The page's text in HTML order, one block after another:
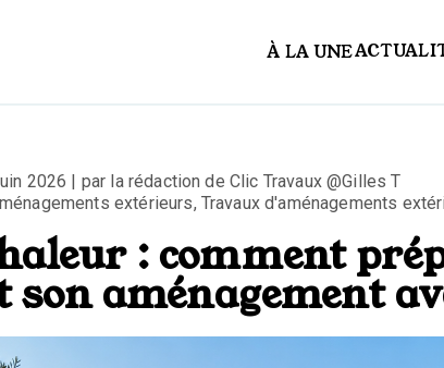
À LA UNE
2026 | par la rédaction de Clic Travaux @Gilles T
extérieurs, Travaux d'aménagements
: comment
aménagement